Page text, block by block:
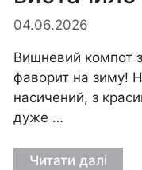
04.06.2026
Вишневий компот
фаворит на зиму!
насичений, з
дуже …
Читати далі